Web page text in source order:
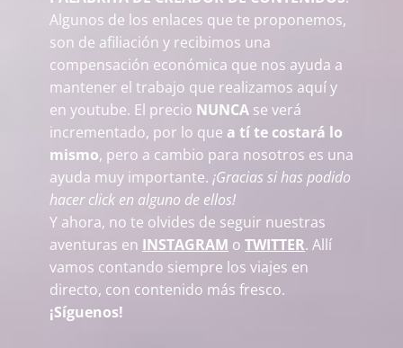
Algunos de los enlaces que te proponemos,
son de afiliación y recibimos una
compensación económica que nos ayuda a
mantener el trabajo que realizamos aquí y
en youtube. El precio NUNCA se verá
incrementado, por lo que a tí te costará lo
mismo, pero a cambio para nosotros es una
ayuda muy importante. ¡Gracias si has podido
hacer click en alguno de ellos!
Y ahora, no te olvides de seguir nuestras
aventuras en INSTAGRAM o TWITTER. Allí
vamos contando siempre los viajes en
directo, con contenido más fresco.
¡Síguenos!